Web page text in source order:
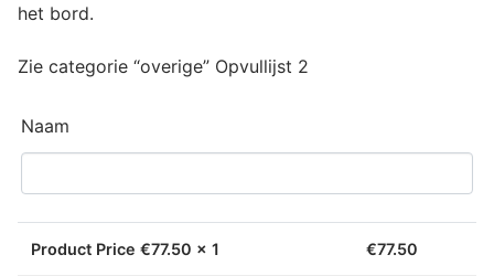
het bord.
Zie categorie “overige” Opvullijst 2
Naam
Product Price €77.50 x 1 €77.50